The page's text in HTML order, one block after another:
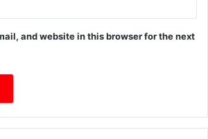
and website in this browser for the next